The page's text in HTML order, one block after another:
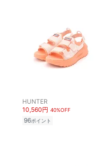
HUNTER
10,560円 40%OFF
96ポイント